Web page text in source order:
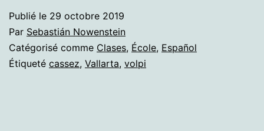
Publié le 29 octobre 2019
Par Sebastián Nowenstein
Catégorisé comme Clases, École, Español
Étiqueté cassez, Vallarta, volpi